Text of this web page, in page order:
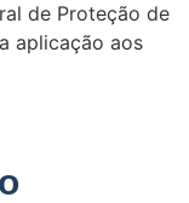
de Proteção de
aplicação aos